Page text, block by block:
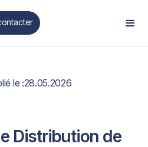
le :28.05.2026
Distribution de